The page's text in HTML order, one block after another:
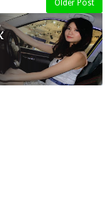
Older Post